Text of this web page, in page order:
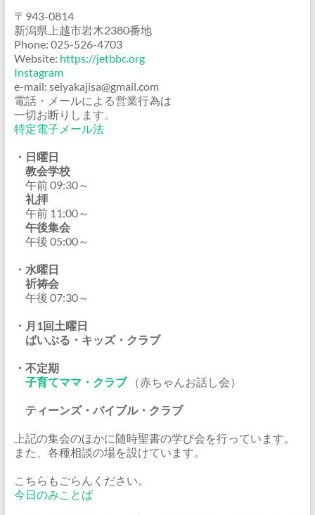
〒943-0814
新潟県上越市岩木2380番地
Phone: 025-526-4703
Website: https://jetbbc.org
Instagram
e-mail: seiyakajisa@gmail.com
電話・メールによる営業行為は
一切お断りします。
特定電子メール法
・日曜日
教会学校
午前 09:30～
礼拝
午前 11:00～
午後集会
午後 05:00～
・水曜日
祈祷会
午後 07:30～
・月1回土曜日
ばいぶる・キッズ・クラブ
・不定期
子育てママ・クラブ（赤ちゃんお話し会）
ティーンズ・バイブル・クラブ
上記の集会のほかに随時聖書の学び会を行っています。
また、各種相談の場を設けています。
こちらもごらんください。
今日のみことば